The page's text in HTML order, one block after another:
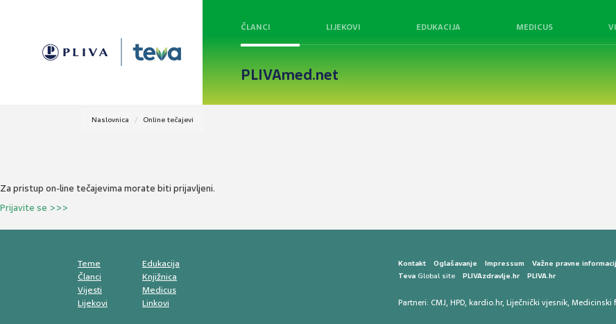
ČLANCI LIJEKOVI EDUKACIJA MEDICUS
PLIVAmed.net
Naslovnica Online tečajevi
Za pristup on-line tečajevima morate biti prijavljeni.
Prijavite se >>>
Teme
Članci
Vijesti
Lijekovi
Edukacija
Knjižnica
Medicus
Linkovi
Kontakt Oglašavanje Impressum
Važne pravne
Teva Global site PLIVAzdravlje.hr PLIVA.hr
Partneri: CMJ HPD kardio.hr, Liječnički vjesnik Medicinski